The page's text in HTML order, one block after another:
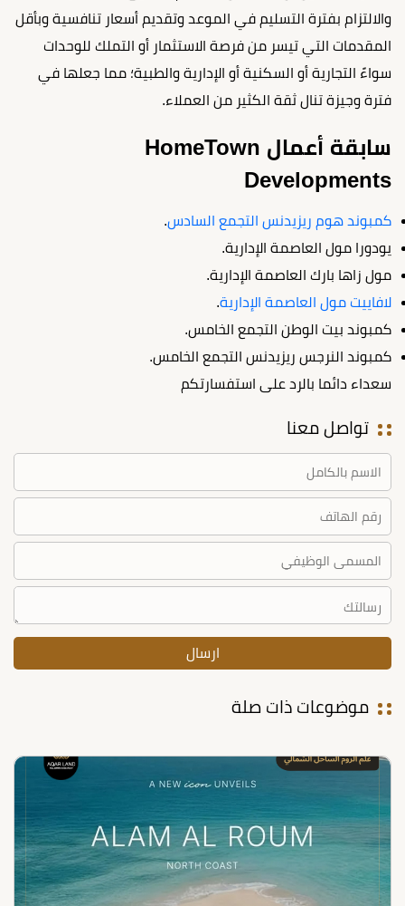
والالتزام بفترة التسليم في الموعد وتقديم أسعار تنافسية وبأقل
المقدمات التي تيسر من فرصة الاستثمار أو التملك للوحدات
سواءً التجارية أو السكنية أو الإدارية والطبية؛ مما جعلها في
فترة وجيزة تنال ثقة الكثير من العملاء.
سابقة أعمال HomeTown
Developments
كمبوند هوم ريزيدنس التجمع السادس.
يودورا مول العاصمة الإدارية.
مول زاها بارك العاصمة الإدارية.
لافاييت مول العاصمة الإدارية.
كمبوند بيت الوطن التجمع الخامس.
كمبوند النرجس ريزيدنس التجمع الخامس.
سعداء دائما بالرد على استفسارتكم
تواصل معنا
موضوعات ذات صلة